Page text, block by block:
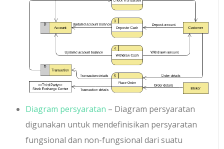
Diagram persyaratan – Diagram persyaratan
digunakan untuk mendefinisikan persyaratan
fungsional dan non-fungsional dari suatu